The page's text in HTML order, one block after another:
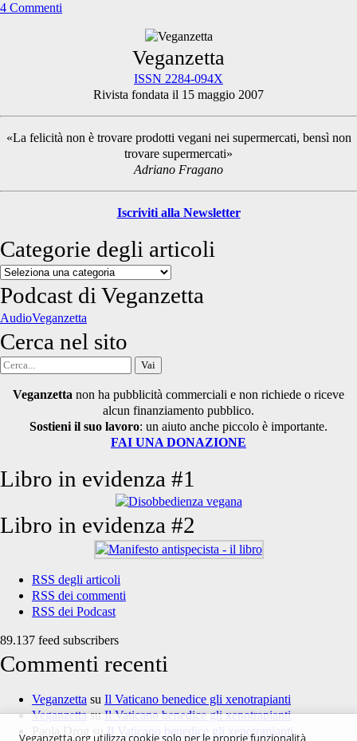
4 Commenti
Sidebar
Veganzetta
ISSN 2284-094X
Rivista fondata il 15 maggio 2007
«La felicità non è trovare prodotti vegani nei supermercati, bensì non
trovare supermercati»
Adriano Fragano
Iscriviti alla Newsletter
Categorie degli articoli
Categorie
degli
articoli
Podcast di Veganzetta
AudioVeganzetta
Cerca nel sito
Cerca
Veganzetta non ha pubblicità commerciali e non richiede o riceve
alcun finanziamento pubblico.
Sostieni il suo lavoro: un aiuto anche piccolo è importante.
FAI UNA DONAZIONE
Libro in evidenza #1
Libro in evidenza #2
RSS degli articoli
RSS dei commenti
RSS dei Podcast
89.137 feed subscribers
Commenti recenti
Veganzetta su Il Vaticano benedice gli xenotrapianti
VeganzettasuIl Vaticano benedice gli xenotrapianti
Paola Drog suIl Vaticano benedice gli xenotrapianti
Veganzetta.org utilizza cookie solo per le proprie funzionalità